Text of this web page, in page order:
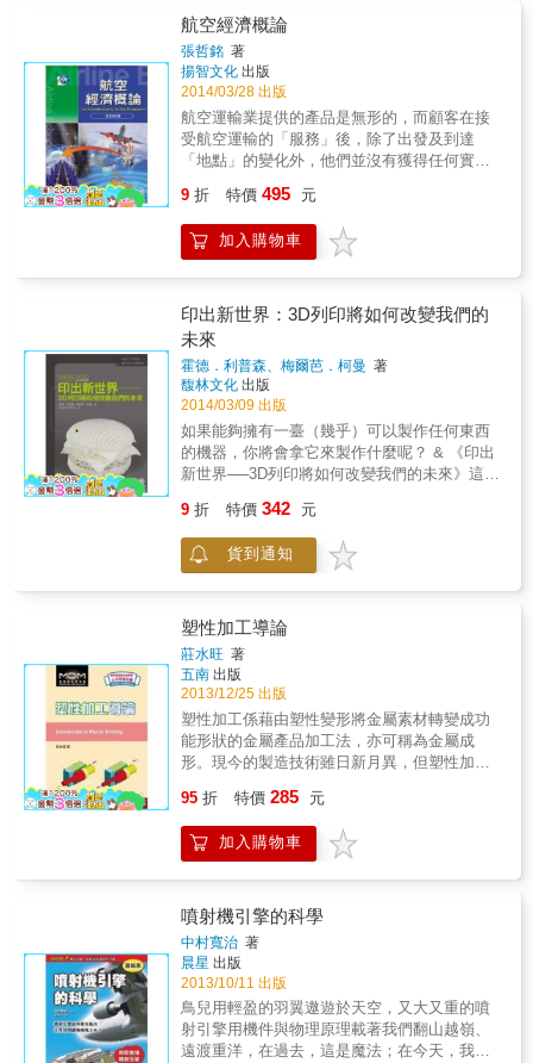
八篇相關之學術論文。從本書當中可瞭解到明
清以來在東亞海域彼此之間交流互動之狀況，
此區域的人們，他們航行海上或從事外交、或
競逐爭戰、或商貿掠奪、或跨海移民，無不來
往於各個港埠之間，書中所呈現的具體內涵與
意義，期望能帶給讀者有所認識以及進一步研
究的興趣。
航空經濟概論
張哲銘 著
揚智文化 出版
2014/03/28 出版
航空運輸業提供的產品是無形的，而顧客在接
受航空運輸的「服務」後，除了出發及到達
「地點」的變化外，他們並沒有獲得任何實質
務業，例如銀行、保險業並沒有太大的差異。
然而比起其他服務業，航空運輸業需要購買飛
機、維修機具、模擬機及用來進行維修及服務
了需要大量資金外，航空運輸業是需要大量人
力及技術用來生產及進行維護之產業，因此也
是技術密集及勞力密集之綜合性服務業。 在背
負龐大成本及面臨國際航空運量過剩壓力下，
航空公司間之競爭變得更加激烈，導致航空運
輸業想要獲取合理之利潤也日益困難。為求生
存，航空運輸業不得不重視經濟學的特性，
「研究如何將有限的資源進行合理配置」。以
西南航空公司來說，在面對燃油價格可能發生
大幅波動的環境下，採取燃油避險措施，幫助
最佳典範。當然，燃油避險只是諸多經濟手段
中之一種作為，而其他諸如飛機租賃及營收管
理等，在本書當中也都有探討，希望透過本書
有更進一步之認識。
9 折 特價 495 元
加入購物車
印出新世界：3D列印將如何改變我們的
未來
霍德．利普森、梅爾芭．柯曼 著
馥林文化 出版
2014/03/09 出版
如果能夠擁有一臺（幾乎）可以製作任何東西
的機器，你將會拿它來製作什麼呢？ & 《印出
新世界──3D列印將如何改變我們的未來》這本
一般工廠進入家庭、辦公室、學校、廚房、醫
院，甚至是時尚伸展台。所有奇妙的事情都在
你將3D印表機接上現今令人驚嘆的數位科技時
產生了一波社會與科技的新革命。而這一臺
（幾乎）可以製作任何東西的機器，將如何改
變我們的生活、法律，以及經濟？ 這本書讓讀
者們對於「3D列印的科技將如何改變我們的生
活？」這問題具有更多不同的看法。藉由與各
領域的專家及長達上百小時的訪談研究，讓這
本書提供給讀者從現在到未來，更多有關3D列
印的資訊。 作者霍德．利普森（Hod Lipson）
與梅爾芭．柯曼（Melba Kurman）將革命性的
位先進研究者與講者，他所講述的內容包含3D
列印、數位資源和智慧型機械所帶來的影響
力。他位於康乃爾大學的實驗室為跨領域研究
的先鋒，其研究項目包含3D列印、產品設計、
人工智慧與智能材料。梅爾芭．柯曼同時身兼
作者與科技分析師，分析範圍為遊戲開發語言
的變革，如何以更有智慧的方式讓沒有程式開
發經驗的使用者也能輕易理解。 本書特色 這不
是一本「如何使用3D印表機」的書，而是探索
3D列印技術的深層含義，探討這種新的生產模
式將如何改變我們的生活、我們的法律以和我
9 折 特價 342 元
貨到通知
塑性加工導論
莊水旺 著
五南 出版
2013/12/25 出版
塑性加工係藉由塑性變形將金屬素材轉變成功
能形狀的金屬產品加工法，亦可稱為金屬成
形。現今的製造技術雖日新月異，但塑性加工
工業中依然廣泛被應用。 & 有鑑於此，本書以
介紹各種塑性加工法的基本概念、設備、模
具、製程及其特點等，使讀者能瞭解塑性加工
95 折 特價 285 元
加入購物車
噴射機引擎的科學
中村寬治 著
晨星 出版
2013/10/11 出版
鳥兒用輕盈的羽翼遨遊於天空，又大又重的噴
射引擎用機件與物理原理載著我們翻山越嶺、
遠渡重洋，在過去，這是魔法；在今天，我們